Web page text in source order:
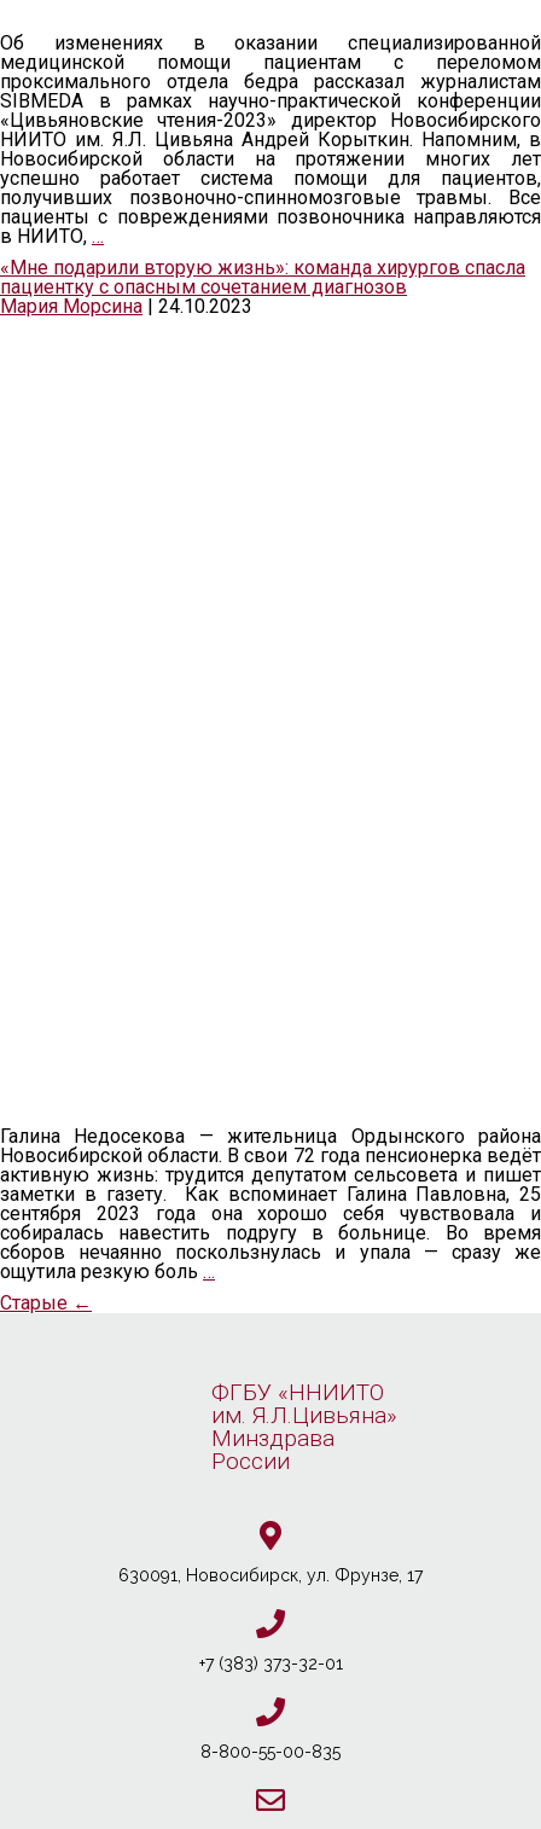
Об изменениях в оказании специализированной
медицинской помощи пациентам с переломом
проксимального отдела бедра рассказал журналистам
SIBMEDA в рамках научно-практической конференции
«Цивьяновские чтения-2023» директор Новосибирского
НИИТО им. Я.Л. Цивьяна Андрей Корыткин. Напомним, в
Новосибирской области на протяжении многих лет
успешно работает система помощи для пациентов,
получивших позвоночно-спинномозговые травмы. Все
пациенты с повреждениями позвоночника направляются
в НИИТО, …
«Мне подарили вторую жизнь»: команда хирургов спасла
пациентку с опасным сочетанием диагнозов
Мария Морсина
24.10.2023
Галина Недосекова — жительница Ордынского района
Новосибирской области. В свои 72 года пенсионерка ведёт
активную жизнь: трудится депутатом сельсовета и пишет
заметки в газету. Как вспоминает Галина Павловна, 25
сентября 2023 года она хорошо себя чувствовала и
собиралась навестить подругу в больнице. Во время
сборов нечаянно поскользнулась и упала — сразу же
ощутила резкую боль …
Старые ←
ФГБУ «ННИИТО
им. Я.Л.Цивьяна»
Минздрава
России
630091, Новосибирcк, ул. Фрунзе, 17
+7 (383) 373-32-01
8-800-55-00-835